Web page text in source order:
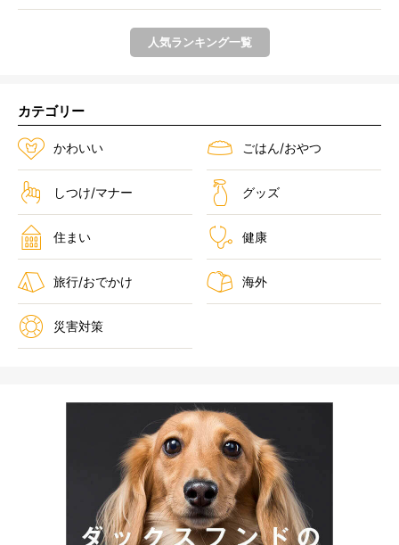
人気ランキング一覧
カテゴリー
かわいい ごはん/おやつ
しつけ/マナー グッズ
住まい 健康
旅行/おでかけ 海外
災害対策